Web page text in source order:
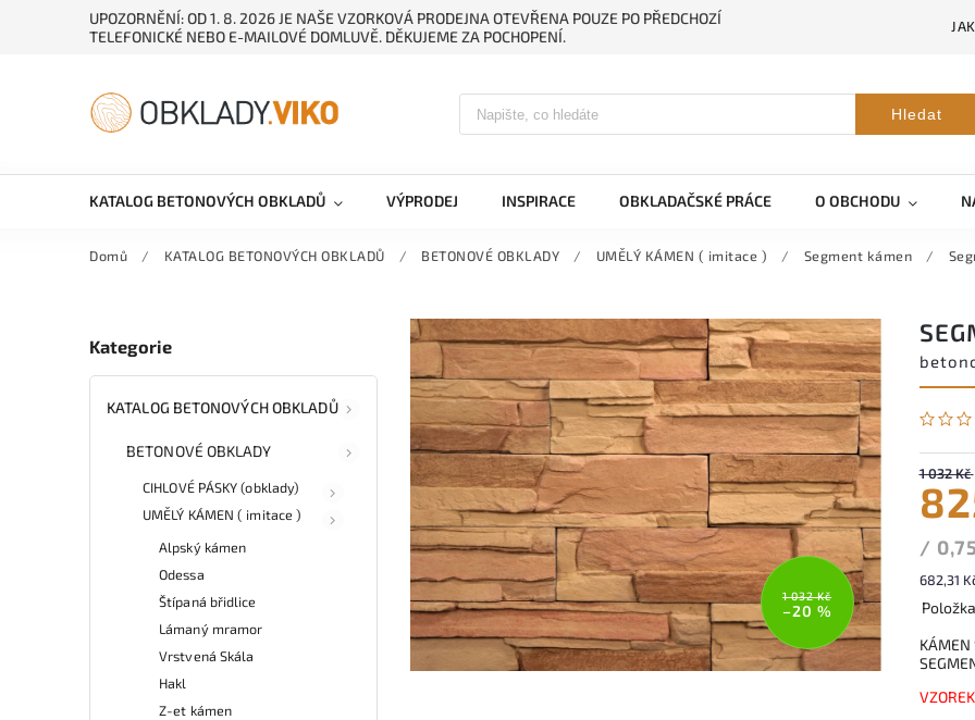
UPOZORNĚNÍ: OD 1. 8. 2026 JE NAŠE VZORKOVÁ PRODEJNA OTEVŘENA POUZE PO PŘEDCHOZÍ
TELEFONICKÉ NEBO E-MAILOVÉ DOMLUVĚ. DĚKUJEME ZA POCHOPENÍ.
Hledat
KATALOG BETONOVÝCH OBKLADŮ VÝPRODEJ INSPIRACE OBKLADAČSKÉ PRÁCE O OBCHODU
Domů / KATALOG BETONOVÝCH OBKLADŮ / BETONOVÉ OBKLADY / UMĚLÝ KÁMEN ( imitace ) / Segment kámen /
Kategorie
KATALOG BETONOVÝCH OBKLADŮ
BETONOVÉ OBKLADY
CIHLOVÉ PÁSKY (obklady)
UMĚLÝ KÁMEN ( imitace )
Alpský kámen
Odessa
Štípaná břidlice
Lámaný mramor
Vrstvená Skála
Hakl
Z-et kámen
1 032 Kč
–20 %
1 032 Kč
/
682,31
KÁMEN